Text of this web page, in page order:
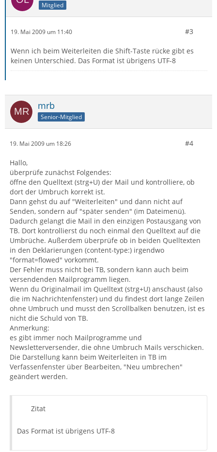
Mitglied
19. Mai 2009 um 11:40 #3
Wenn ich beim Weiterleiten die Shift-Taste rücke gibt es
keinen Unterschied. Das Format ist übrigens UTF-8
mrb
Senior-Mitglied
19. Mai 2009 um 18:26 #4
Hallo,
überprüfe zunächst Folgendes:
öffne den Quelltext (strg+U) der Mail und kontrolliere, ob
dort der Umbruch korrekt ist.
Dann gehst du auf "Weiterleiten" und dann nicht auf
Senden, sondern auf "später senden" (im Dateimenü).
Dadurch gelangt die Mail in den einzigen Postausgang von
TB. Dort kontrollierst du noch einmal den Quelltext auf die
Umbrüche. Außerdem überprüfe ob in beiden Quelltexten
in den Deklarierungen (content-type:) irgendwo
"format=flowed" vorkommt.
Der Fehler muss nicht bei TB, sondern kann auch beim
versendenden Mailprogramm liegen.
Wenn du Originalmail im Quelltext (strg+U) anschaust (also
die im Nachrichtenfenster) und du findest dort lange Zeilen
ohne Umbruch und musst den Scrollbalken benutzen, ist es
nicht die Schuld von TB.
Anmerkung:
es gibt immer noch Mailprogramme und
Newsletterversender, die ohne Umbruch Mails verschicken.
Die Darstellung kann beim Weiterleiten in TB im
Verfassenfenster über Bearbeiten, "Neu umbrechen"
geändert werden.
Zitat
Das Format ist übrigens UTF-8